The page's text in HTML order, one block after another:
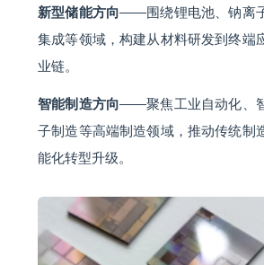
新型储能方向——围绕锂电池、钠离
集成等领域，构建从材料研发到终端
业链。
智能制造方向——聚焦工业自动化、
子制造等高端制造领域，推动传统制
能化转型升级。